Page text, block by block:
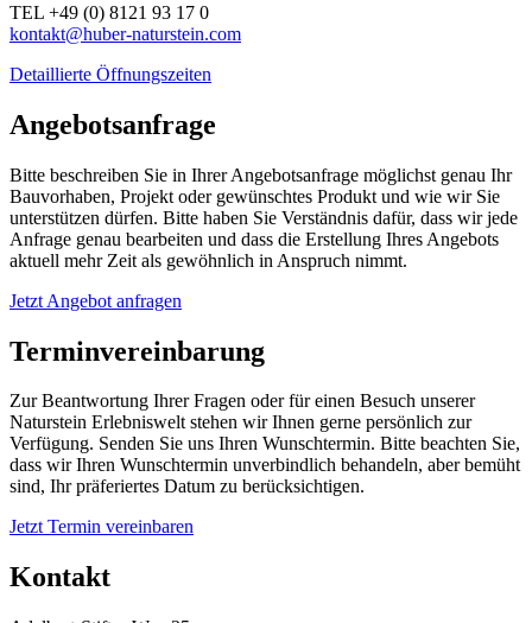
TEL +49 (0) 8121 93 17 0
kontakt@huber-naturstein.com
Detaillierte Öffnungszeiten
Angebotsanfrage
Bitte beschreiben Sie in Ihrer Angebotsanfrage möglichst genau Ihr
Bauvorhaben, Projekt oder gewünschtes Produkt und wie wir Sie
unterstützen dürfen. Bitte haben Sie Verständnis dafür, dass wir jede
Anfrage genau bearbeiten und dass die Erstellung Ihres Angebots
aktuell mehr Zeit als gewöhnlich in Anspruch nimmt.
Jetzt Angebot anfragen
Terminvereinbarung
Zur Beantwortung Ihrer Fragen oder für einen Besuch unserer
Naturstein Erlebniswelt stehen wir Ihnen gerne persönlich zur
Verfügung. Senden Sie uns Ihren Wunschtermin. Bitte beachten Sie,
dass wir Ihren Wunschtermin unverbindlich behandeln, aber bemüht
sind, Ihr präferiertes Datum zu berücksichtigen.
Jetzt Termin vereinbaren
Kontakt